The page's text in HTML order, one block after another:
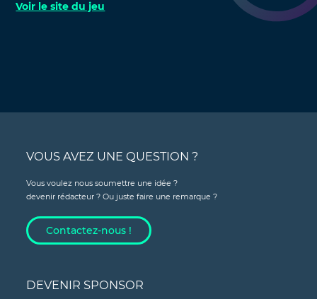
Voir le site du jeu
VOUS AVEZ UNE QUESTION ?
Vous voulez nous soumettre une idée ?
devenir rédacteur ? Ou juste faire une remarque ?
Contactez-nous !
DEVENIR SPONSOR